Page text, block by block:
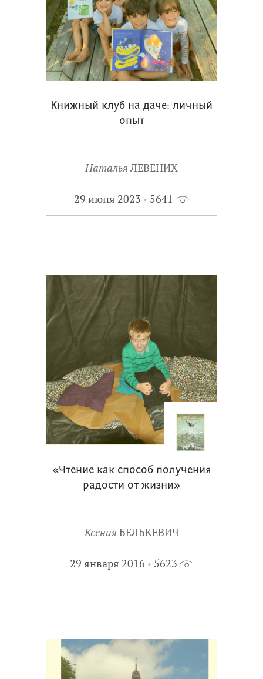
Книжный клуб на даче: личный
опыт
Наталья ЛЕВЕНИХ
29 июня 2023 5641
«Чтение как способ получения
радости от жизни»
Ксения БЕЛЬКЕВИЧ
29 января 2016 5623